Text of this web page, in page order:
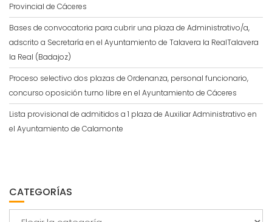
Provincial de Cáceres
Bases de convocatoria para cubrir una plaza de Administrativo/a,
adscrito a Secretaría en el Ayuntamiento de Talavera la RealTalavera
la Real (Badajoz)
Proceso selectivo dos plazas de Ordenanza, personal funcionario,
concurso oposición turno libre en el Ayuntamiento de Cáceres
Lista provisional de admitidos a 1 plaza de Auxiliar Administrativo en
el Ayuntamiento de Calamonte
CATEGORÍAS